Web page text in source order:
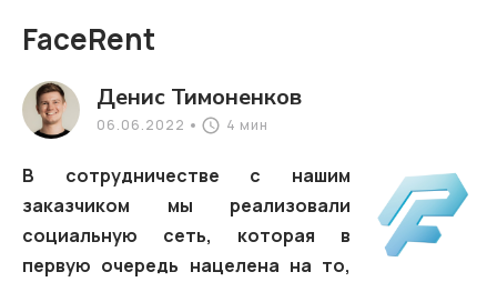
FaceRent
Денис Тимоненков
06.06.2022 4 мин
В сотрудничестве с нашим
заказчиком мы реализовали
социальную сеть, которая в
первую очередь нацелена на то,